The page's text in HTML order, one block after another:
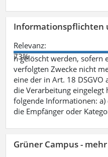
Informationspflichten
Relevanz:
73%
h gelöscht werden, sofern
verfolgten Zwecke nicht
eine der in Art. 18
die Verarbeitung
folgende Informationen: a)
die Empfänger oder
Grüner Campus -